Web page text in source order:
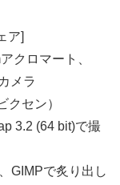
ア]
クロマート、
メラ
セン）
3.2 (64 bit)で撮
GIMPで炙り出し